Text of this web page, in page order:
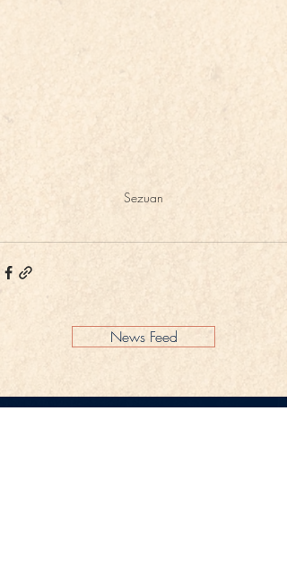
Sezuan
News Feed